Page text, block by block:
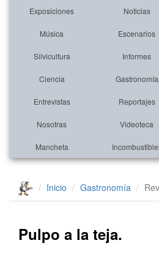
Exposiciones Noticias
Música Escenarios
Silvicultura Informes
Ciencia Gastronomía
Entrevistas Reportajes
Nosotras Videoteca
Mancheta
Inicio Gastronomía
Pulpo a la teja.